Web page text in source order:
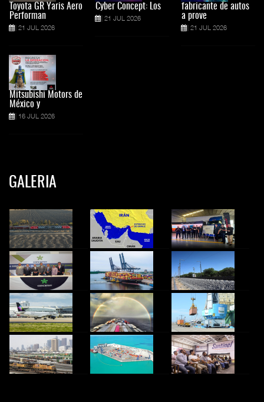
Toyota GR Yaris Aero
Performan
21 JUL 2026
Mitsubishi Motors de
México y
16 JUL 2026
Cyber Concept: Los
21 JUL 2026
fabricante de autos
a prove
21 JUL 2026
GALERIA